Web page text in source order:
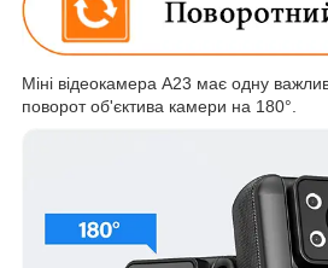
Міні відеокамера A23 має одну
поворот об'єктива камери на 180°.